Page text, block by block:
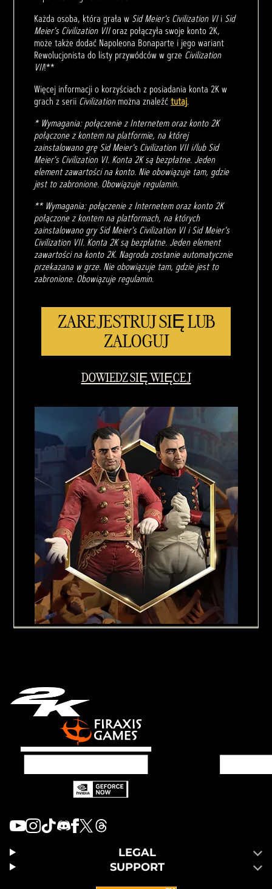
Każda osoba, która grała w Sid Meier's Civilization VIi Sid
Meier's Civilization VIIoraz połączyła swoje konto 2K,
może także dodać Napoleona Bonaparte i jego wariant
Rewolucjonista do listy przywódców w grze Civilization
VII!**
Więcej informacji o korzyściach z posiadania konta 2K w
grach z serii Civilizationmożna znaleźćtutaj.
* Wymagania: połączenie z Internetem oraz konto 2K
połączone z kontem na platformie, na której
zainstalowano grę Sid Meier's Civilization VII i/lub Sid
Meier's Civilization VI. Konta 2K są bezpłatne. Jeden
element zawartości na konto. Nie obowiązuje tam, gdzie
jest to zabronione. Obowiązuje regulamin.
** Wymagania: połączenie z Internetem oraz konto 2K
połączone z kontem na platformach, na których
zainstalowano gry Sid Meier's Civilization VI i Sid Meier's
Civilization VII. Konta 2K są bezpłatne. Jeden element
zawartości na konto 2K. Nagroda zostanie automatycznie
przekazana w grze. Nie obowiązuje tam, gdzie jest to
zabronione. Obowiązuje regulamin.
ZAREJESTRUJ SIĘ LUB
ZALOGUJ
DOWIEDZ SIĘ WIĘCEJ
LEGAL
SUPPORT